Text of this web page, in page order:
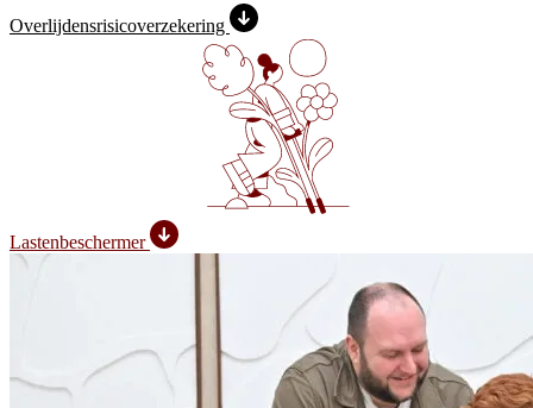
Overlijdens­risico­verzekering
Lastenbeschermer